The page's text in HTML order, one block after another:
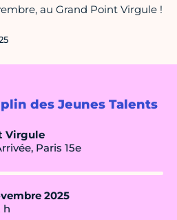
des Jeunes Talents
Virgule
Paris 15e
2025
h
au Grand Point Virgule !